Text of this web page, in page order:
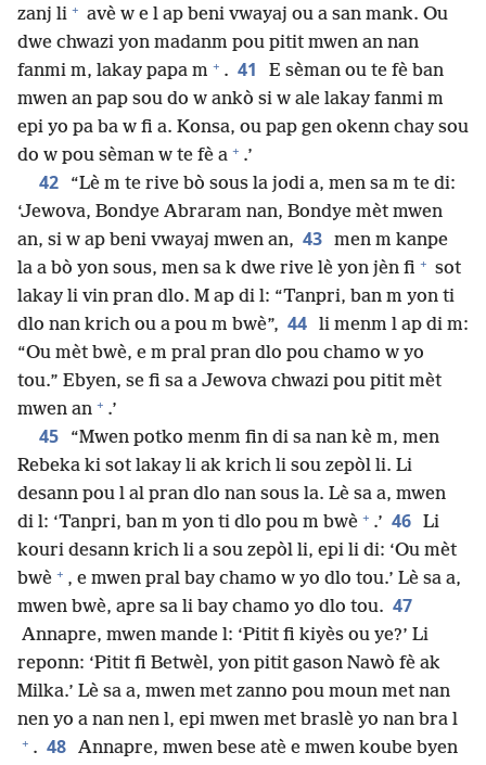
zanj li + avè w e l ap beni vwayaj ou a san mank. Ou
dwe chwazi yon madanm pou pitit mwen an nan
fanmi m, lakay papa m + . 41
E sèman ou te fè ban
mwen an pap sou do w ankò si w ale lakay fanmi m
epi yo pa ba w fi a. Konsa, ou pap gen okenn chay sou
do w pou sèman w te fè a + .’
42
“Lè m te rive bò sous la jodi a, men sa m te di:
‘Jewova, Bondye Abraram nan, Bondye mèt mwen
an, si w ap beni vwayaj mwen an, 43 men m kanpe
la a bò yon sous, men sa k dwe rive lè yon jèn fi + sot
lakay li vin pran dlo. M ap di l: “Tanpri, ban m yon ti
dlo nan krich ou a pou m bwè”, 44 li menm l ap di m:
“Ou mèt bwè, e m pral pran dlo pou chamo w yo
tou.” Ebyen, se fi sa a Jewova chwazi pou pitit mèt
mwen an + .’
45
“Mwen potko menm fin di sa nan kè m, men
Rebeka ki sot lakay li ak krich li sou zepòl li. Li
desann pou l al pran dlo nan sous la. Lè sa a, mwen
di l: ‘Tanpri, ban m yon ti dlo pou m bwè + .’ 46 Li
kouri desann krich li a sou zepòl li, epi li di: ‘Ou mèt
bwè + , e mwen pral bay chamo w yo dlo tou.’ Lè sa a,
mwen bwè, apre sa li bay chamo yo dlo tou. 47
Annapre, mwen mande l: ‘Pitit fi kiyès ou ye?’ Li
reponn: ‘Pitit fi Betwèl, yon pitit gason Nawò fè ak
Milka.’ Lè sa a, mwen met zanno pou moun met nan
nen yo a nan nen l, epi mwen met braslè yo nan bra l
+ . 48 Annapre, mwen bese atè e mwen koube byen